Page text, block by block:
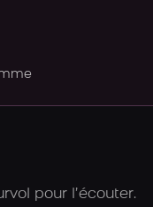
pour l’écouter.